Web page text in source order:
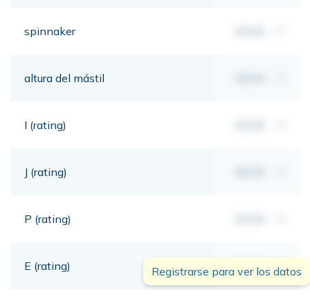
spinnaker
altura del mástil
I (rating)
J (rating)
P (rating)
E (rating) 00,00 mt
Registrarse para ver los datos